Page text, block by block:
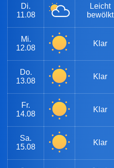
Di.
11.08
Leicht
bewölkt
Mi.
12.08
Klar
Do.
13.08
Klar
Fr.
14.08
Klar
Sa.
15.08
Klar